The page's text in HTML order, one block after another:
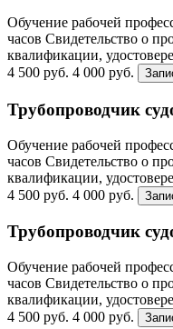
Обучение рабочей
часов Свидетельство о
квалификации,
4 500 руб. 4 000 руб.
Трубопроводчик
Обучение рабочей
часов Свидетельство о
квалификации,
4 500 руб. 4 000 руб.
Трубопроводчик
Обучение рабочей
часов Свидетельство о
квалификации,
4 500 руб. 4 000 руб.